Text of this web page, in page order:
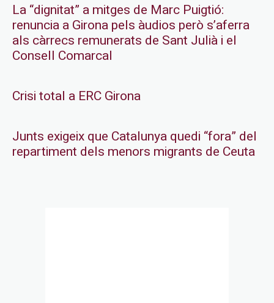
La “dignitat” a mitges de Marc Puigtió:
renuncia a Girona pels àudios però s’aferra
als càrrecs remunerats de Sant Julià i el
Consell Comarcal
Crisi total a ERC Girona
Junts exigeix que Catalunya quedi “fora” del
repartiment dels menors migrants de Ceuta